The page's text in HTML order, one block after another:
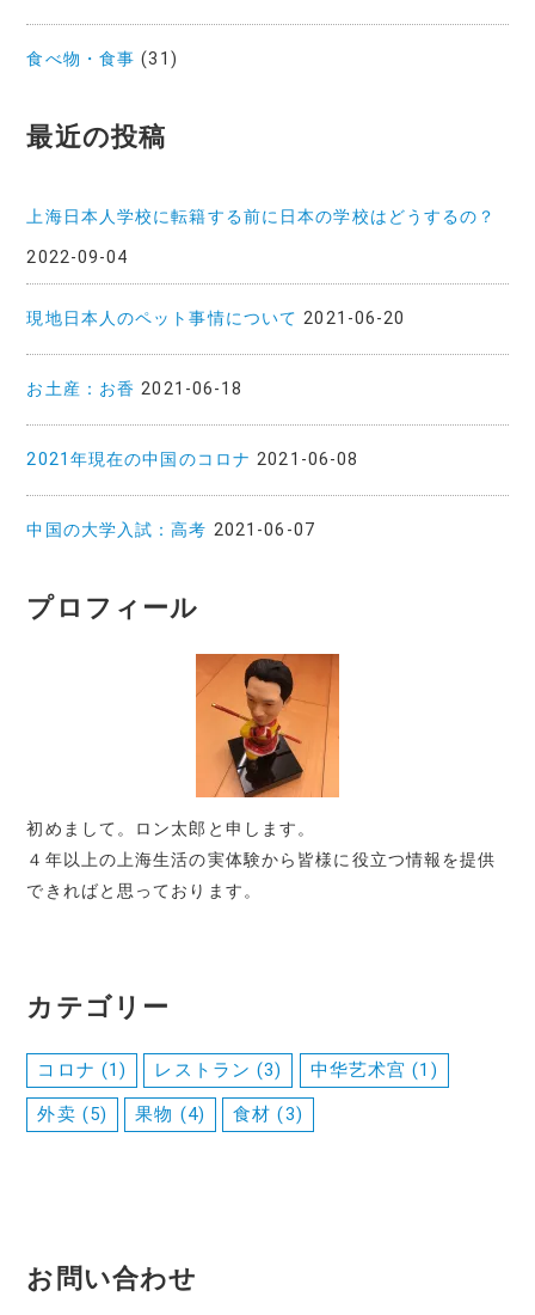
食べ物・食事 (31)
最近の投稿
上海日本人学校に転籍する前に日本の学校はどうするの？
2022-09-04
現地日本人のペット事情について 2021-06-20
お土産：お香 2021-06-18
2021年現在の中国のコロナ 2021-06-08
中国の大学入試：高考 2021-06-07
プロフィール
初めまして。ロン太郎と申します。
４年以上の上海生活の実体験から皆様に役立つ情報を提供
できればと思っております。
カテゴリー
コロナ (1) レストラン (3) 中华艺术宫 (1)
外卖 (5) 果物 (4) 食材 (3)
お問い合わせ